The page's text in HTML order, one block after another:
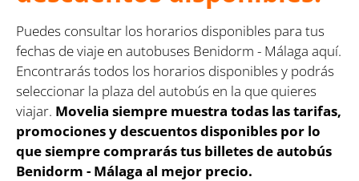
Puedes consultar los horarios disponibles para tus
fechas de viaje en autobuses Benidorm - Málaga aquí.
Encontrarás todos los horarios disponibles y podrás
seleccionar la plaza del autobús en la que quieres
viajar. Movelia siempre muestra todas las tarifas,
promociones y descuentos disponibles por lo
que siempre comprarás tus billetes de autobús
Benidorm - Málaga al mejor precio.